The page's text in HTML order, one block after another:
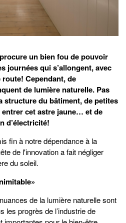
un bien fou de pouvoir
journées qui s’allongent, avec
Cependant, de
de lumière naturelle. Pas
structure du bâtiment, de petites
cet astre jaune… et de
d’électricité!
fin à notre dépendance à la
de l'innovation a fait négliger
du soleil.
de la lumière naturelle sont
les progrès de l’industrie de